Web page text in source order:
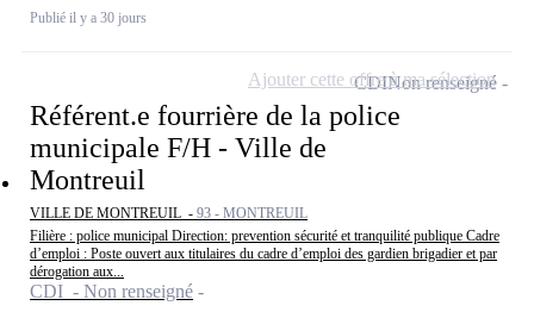
Publié il y a 30 jours
Référent.e fourrière de la police
municipale F/H - Ville de
Montreuil
VILLE DE MONTREUIL - 93 - MONTREUIL
Filière : police municipal Direction: prevention sécurité et tranquilité publique Cadre
d’emploi : Poste ouvert aux titulaires du cadre d’emploi des gardien brigadier et par
dérogation aux...
CDI - Non renseigné
CDINon renseigné
Ajouter cette offre à ma sélection